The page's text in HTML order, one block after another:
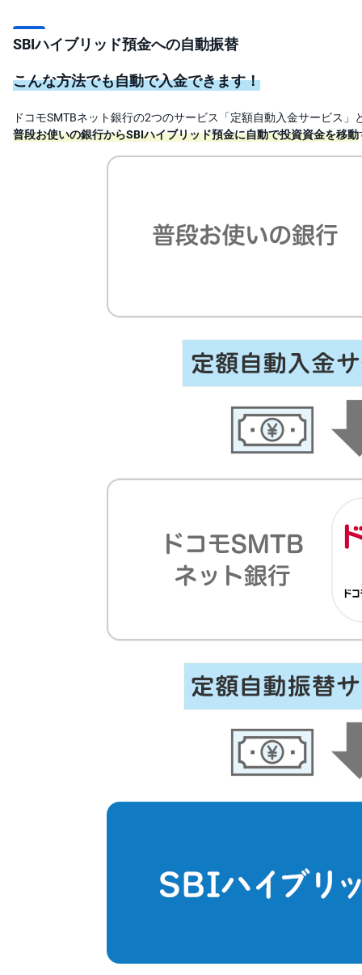
SBIハイブリッド預金への自動振替
こんな方法でも自動で入金できます！
ドコモSMTBネット銀行の2つのサービス「定額自動入金サービス
普段お使いの銀行からSBIハイブリッド預金に自動で投資資金を移動